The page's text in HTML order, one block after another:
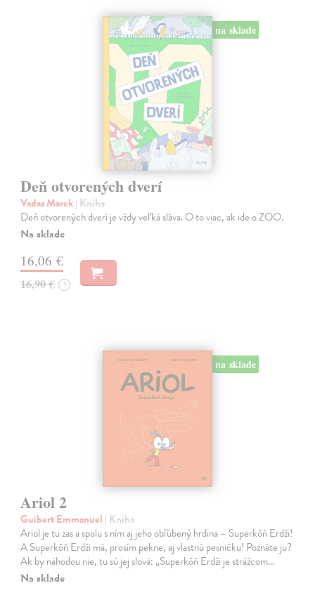
na sklade
Deň otvorených dverí
Vadas Marek| Kniha
Deň otvorených dverí je vždy veľká sláva. O to viac, ak ide o ZOO.
Na sklade
16,06 €
16,90 € ?
na sklade
Ariol 2
Guibert Emmanuel | Kniha
Ariol je tu zas a spolu s ním aj jeho obľúbený hrdina – Superkôň Erdži!
A Superkôň Erdži má, prosím pekne, aj vlastnú pesničku! Poznáte ju?
Ak by náhodou nie, tu sú jej slová: „Superkôň Erdži je strážcom…
Na sklade